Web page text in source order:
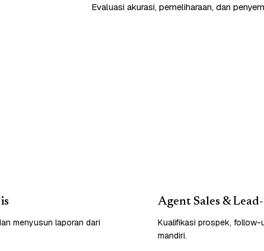
Evaluasi akurasi, pemeliharaan, dan
menyusun laporan dari
Agent Sales &
Kualifikasi prospek,
mandiri.